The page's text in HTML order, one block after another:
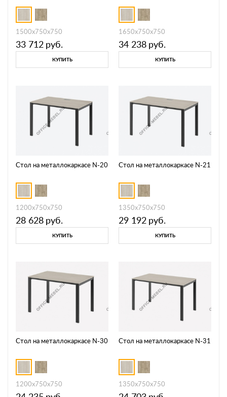
1500х750х750
33 712 руб.
КУПИТЬ
1650х750х750
34 238 руб.
КУПИТЬ
Стол на металлокаркасе N-20
1200х750х750
28 628 руб.
КУПИТЬ
Стол на металлокаркасе N-21
1350х750х750
29 192 руб.
КУПИТЬ
Стол на металлокаркасе N-30
1200х750х750
Стол на металлокаркасе N-31
1350х750х750